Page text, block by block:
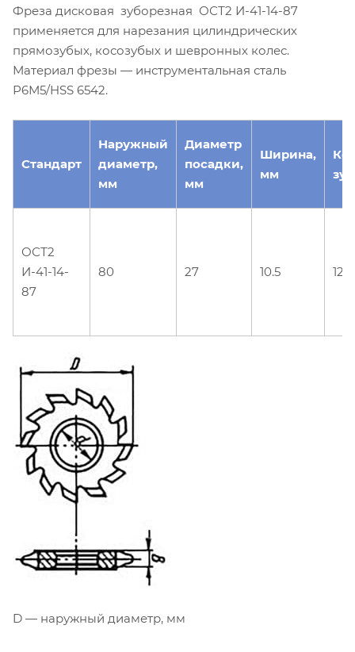
Фреза дисковая зуборезная ОСТ2 И-41-14-87
применяется для нарезания цилиндрических
прямозубых, косозубых и шевронных колес.
Материал фрезы — инструментальная сталь
Р6М5/HSS 6542.
Стандарт
Наружный
диаметр,
мм
Диаметр
посадки,
мм
Ширина,
мм
ОСТ2
И-41-14-
87
80 27 10.5 12
D — наружный диаметр, мм